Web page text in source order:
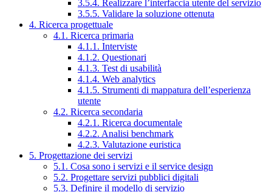
3.5.4. Realizzare l’interfaccia utente del servizio
3.5.5. Validare la soluzione ottenuta
4. Ricerca progettuale
4.1. Ricerca primaria
4.1.1. Interviste
4.1.2. Questionari
4.1.3. Test di usabilità
4.1.4. Web analytics
4.1.5. Strumenti di mappatura dell’esperienza
utente
4.2. Ricerca secondaria
4.2.1. Ricerca documentale
4.2.2. Analisi benchmark
4.2.3. Valutazione euristica
5. Progettazione dei servizi
5.1. Cosa sono i servizi e il service design
5.2. Progettare servizi pubblici digitali
5.3. Definire il modello di servizio